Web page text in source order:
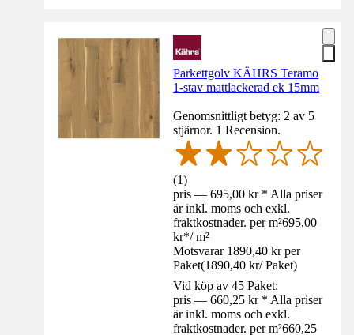
Parkettgolv KÄHRS Teramo
1-stav mattlackerad ek 15mm
Genomsnittligt betyg: 2 av 5
stjärnor. 1 Recension.
(1)
pris — 695,00 kr * Alla priser
är inkl. moms och exkl.
fraktkostnader. per m²695,00
kr*/ m²
Motsvarar 1890,40 kr per
Paket(1890,40 kr/ Paket)
Vid köp av 45 Paket:
pris — 660,25 kr * Alla priser
är inkl. moms och exkl.
fraktkostnader. per m²660,25